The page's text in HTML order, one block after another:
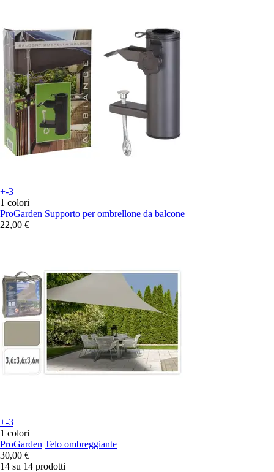
+-3
1 colori
ProGarden Supporto per ombrellone da balcone
22,00 €
+-3
1 colori
ProGarden Telo ombreggiante
30,00 €
14 su 14 prodotti